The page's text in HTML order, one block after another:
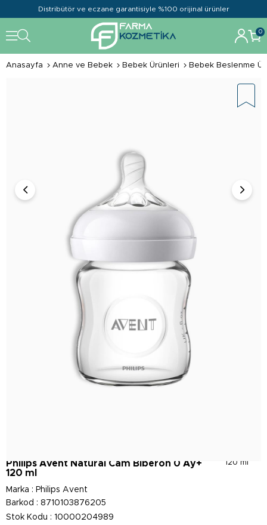
Distribütör ve eczane garantisiyle %100 orijinal ürünler
0
Anasayfa Anne ve Bebek Bebek Ürünleri Bebek Beslenme
120 ml
Philips Avent Natural Cam Biberon 0 Ay+
120 ml
Marka : Philips Avent
Barkod : 8710103876205
Stok Kodu
10000204989